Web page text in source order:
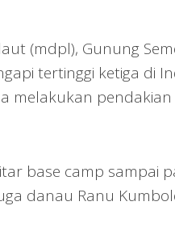
(mdpl), Gunung
tertinggi ketiga di
melakukan pendakian
base camp sampai
danau Ranu